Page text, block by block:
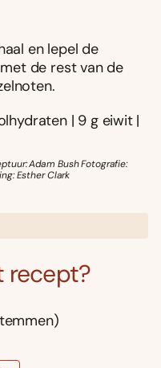
en lepel de
de rest van de
| 9 g eiwit |
Adam Bush Fotografie:
Esther Clark
recept?